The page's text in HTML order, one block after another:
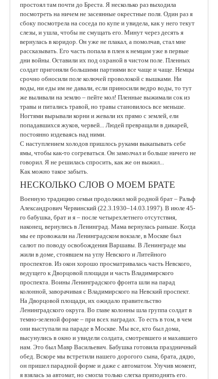
простоял там почти до Бреста. Я несколько раз выходила
посмотреть на ничем не засеянные окрестные поля. Один раз я
сбоку посмотрела на соседа по купе и увидела, как у него текут
слезы, и ушла, чтобы не смущать его. Минут через десять я
вернулась в коридор. Он уже не плакал, а помолчав, стал мне
рассказывать. Его часть попала в плен к немцам уже в первые
дни войны. Оставили их под охраной в чистом поле. Пленных
солдат пригоняли большими партиями все чаще и чаще. Немцы
срочно обносили поле колючей проволокой с вышками. Ни
воды, ни еды им не давали, если приносили ведро воды, то тут
же выливали на землю – пейте мол! Пленные выжимали сок из
травы и питались травой, но травы становилось все меньше.
Ногтями вырывали корни и жевали их прямо с землей, ели
попадавшихся жуков, червей... Людей превращали в дикарей,
постоянно издеваясь над ними.
С наступлением холодов пришлось руками выкапывать себе
ямы, чтобы как-то согреваться. Он замолчал и больше ничего не
говорил. Я не решилась спросить, как же он выжил...
Как можно такое забыть.
НЕСКОЛЬКО СЛОВ О МОЕМ БРАТЕ
Военную традицию семьи продолжил мой родной брат – Ральф
Александрович Червинский (22.3.1930–14.03.1997). В июле 45-
го бабушка, брат и я – после четырехлетнего отсутствия,
наконец, вернулись в Ленинград. Мама вернулась раньше. Когда
мы ее провожали на Ленинградском вокзале, в Москве был
салют по поводу освобождения Варшавы. В Ленинграде мы
жили в доме, стоявшем на углу Невского и Литейного
проспектов. Из окон хорошо просматривалась часть Невского,
ведущего к Дворцовой площади и часть Владимирского
проспекта. Воины Ленинградского фронта шли на парад
колонной, заворачивая с Владимирского на Невский проспект.
На Дворцовой площади, их ожидало правительство
Ленинградского округа. Во главе колонны шла группа солдат в
темно-зеленой форме – при всех наградах. То есть в том, в чем
они выступали на параде в Москве. Мы все, кто был дома,
высунулись в окно и увидели солдата, смотревшего и махавшего
нам. Это был Мавр Васильевич. Бабушка готовила праздничный
обед. Вскоре мы встретили нашего дорогого сына, брата, дядю,
он пришел парадной форме и даже с автоматом. Улучив момент,
я взялась за автомат, но смогла только слегка приподнять его.